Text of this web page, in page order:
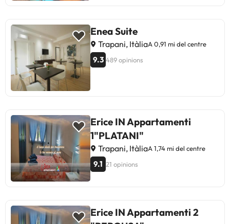
Ideal per a aquells que busquen
comoditat i hospitalitat en un
entorn històric i pintoresc."
Enea Suite
Trapani, ItàliaA 0,91 mi del centre
9.3 489 opinions
Erice IN Appartamenti
1"PLATANI"
Trapani, ItàliaA 1,74 mi del centre
9.1 21 opinions
Erice IN Appartamenti 2